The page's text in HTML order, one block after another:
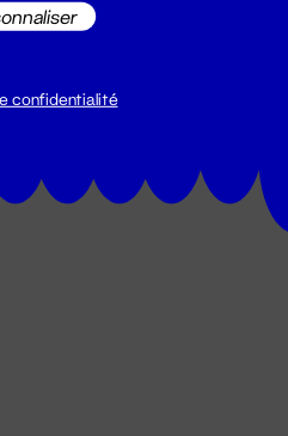
confidentialité